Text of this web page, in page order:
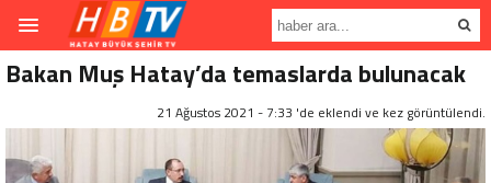
Bakan Muş Hatay’da temaslarda bulunacak
21 Ağustos 2021 - 7:33 'de eklendi ve kez görüntülendi.